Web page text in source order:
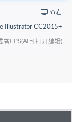
查看
Illustrator CC2015+
者EPS(AI可打开编辑)